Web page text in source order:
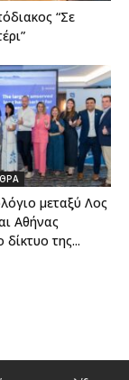
“Σε
μεταξύ Λος
Αθήνας
δίκτυο της...